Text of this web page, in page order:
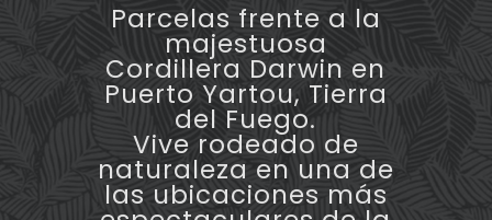
Parcelas frente a la
majestuosa
Cordillera Darwin en
Puerto Yartou, Tierra
del Fuego.
Vive rodeado de
naturaleza en una de
las ubicaciones más